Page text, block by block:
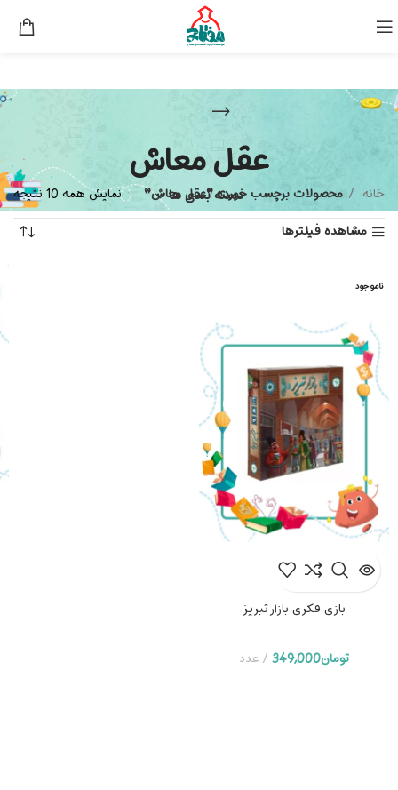
عقل معاش
دسته بندی ها خانه محصولات برچسب خورده “عقل معاش”
نمایش همه 10 نتیجه
مشاهده فیلترها
ناموجود
بازی فکری بازار تبریز
تومان349,000 عدد